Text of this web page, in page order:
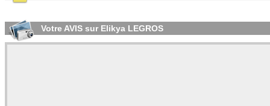
Votre AVIS sur Elikya LEGROS